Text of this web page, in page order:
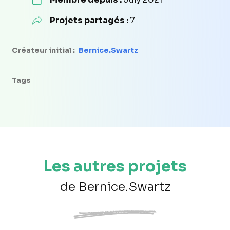
Projets partagés :7
Créateur initial : Bernice.Swartz
Tags
Les autres projets
de Bernice.Swartz